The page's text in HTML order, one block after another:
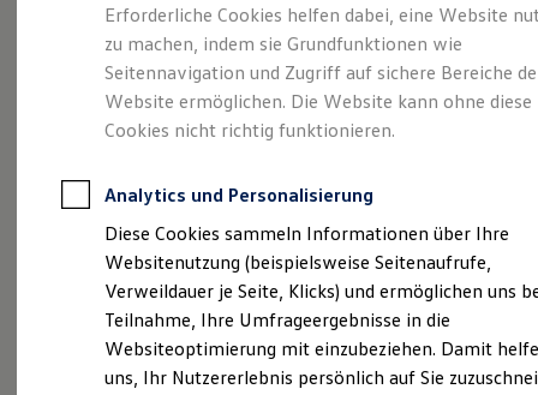
Leasing
Leasing-Angebote
Gebrauchtwagen Leasing
Junge Gebrauchtwagen-Leasing
Elektroauto Leasing
Kleinwagen-Leasing
Leasing ohne Anzahlung
Autokredit mit Schlussrate
Versicherungen und Garantien
Kfz-Versicherung
Restschuldversicherungen
Garantien
Wartungsverträge
Geschäftskunden
Professional Class bei Volkswagen
Großkunden
Behörden
Vielseitig, komfortabel,
leistungsstark. Der
Touran.
Erforderliche Cookies helfen dabei, eine Website
zu machen, indem sie Grundfunktionen wie
Seitennavigation und Zugriff auf sichere Bereiche
Website ermöglichen. Die Website kann ohne diese
Cookies nicht richtig funktionieren.
Analytics und Personalisierung
Diese Cookies sammeln Informationen über Ihre
Websitenutzung (beispielsweise Seitenaufrufe,
Verweildauer je Seite, Klicks) und ermöglichen uns
Teilnahme, Ihre Umfrageergebnisse in die
Websiteoptimierung mit einzubeziehen. Damit
uns, Ihr Nutzererlebnis persönlich auf Sie